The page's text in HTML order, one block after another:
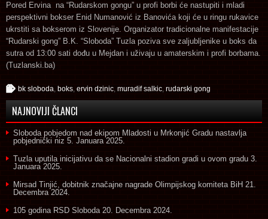
Pored Ervina na “Rudarskom gongu” u profi borbi će nastupiti i mladi
perspektivni bokser Enid Numanović iz Banovića koji će u ringu rukavice
ukrstiti sa bokserom iz Slovenije. Organizator tradicionalne manifestacije
“Rudarski gong” B.K. “Sloboda” Tuzla poziva sve zaljubljenike u boks da
sutra od 13:00 sati dođu u Mejdan i uživaju u amaterskim i profi borbama.
(Tuzlanski.ba)
bk sloboda, boks, ervin dzinic, muradif salkic, rudarski gong
NAJNOVIJI ČLANCI
Sloboda pobjedom nad ekipom Mladosti u Mrkonjić Gradu nastavlja
pobjednički niz 5. Januara 2025.
Tuzla uputila inicijativu da se Nacionalni stadion gradi u ovom gradu 3.
Januara 2025.
Mirsad Tinjić, dobitnik značajne nagrade Olimpijskog komiteta BiH 21.
Decembra 2024.
105 godina RSD Sloboda 20. Decembra 2024.